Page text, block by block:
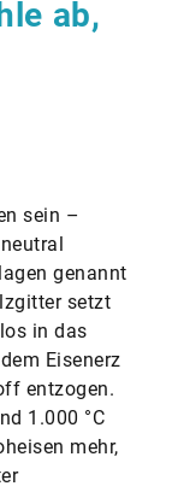
ab,
sein –
genannt
setzt
in das
Eisenerz
entzogen.
1.000 °C
mehr,